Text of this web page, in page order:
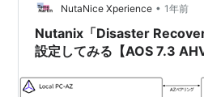
ージは…NutaNice Xperience • 1年前
Nutanix「Disaster
設定してみる【AOS 7.3